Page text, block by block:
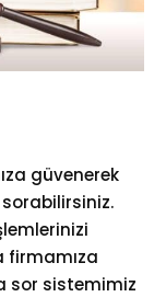
güvenerek
sorabilirsiniz.
firmamıza
sor sistemimiz